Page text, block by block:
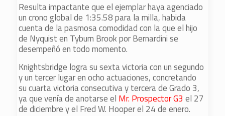
Resulta impactante que el ejemplar haya agenciado
un crono global de 1:35.58 para la milla, habida
cuenta de la pasmosa comodidad con la que el hijo
de Nyquist en Tyburn Brook por Bernardini se
desempeñó en todo momento.
Knightsbridge logra su sexta victoria con un segundo
y un tercer lugar en ocho actuaciones, concretando
su cuarta victoria consecutiva y tercera de Grado 3,
ya que venía de anotarse el Mr. Prospector G3el 27
de diciembre y el Fred W. Hooper el 24 de enero.